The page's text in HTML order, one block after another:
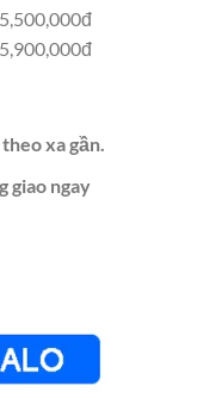
xa gần.
giao ngay